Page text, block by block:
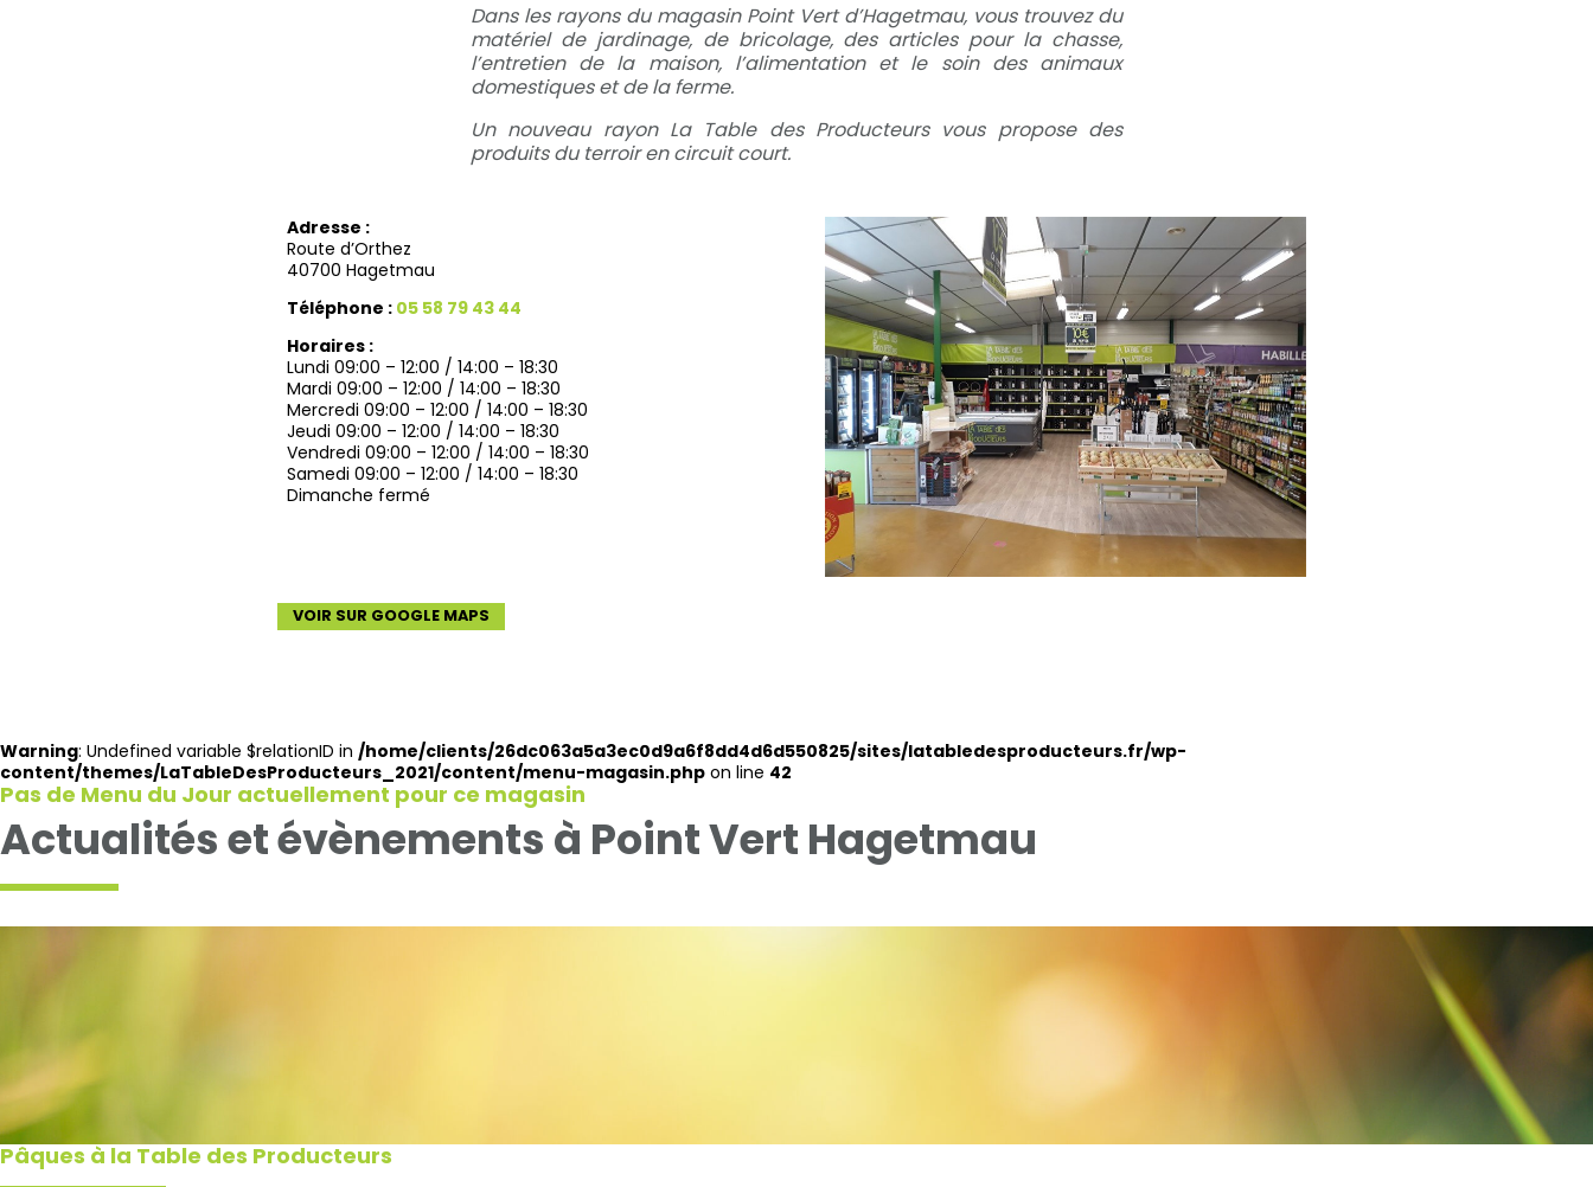
Dans les rayons du magasin Point Vert d’Hagetmau, vous trouvez du
matériel de jardinage, de bricolage, des articles pour la chasse,
l’entretien de la maison, l’alimentation et le soin des animaux
domestiques et de la ferme.
Un nouveau rayon La Table des Producteurs vous propose des
produits du terroir en circuit court.
Adresse :
Route d’Orthez
40700 Hagetmau
Téléphone : 05 58 79 43 44
Horaires :
Lundi 09:00 – 12:00 / 14:00 – 18:30
Mardi 09:00 – 12:00 / 14:00 – 18:30
Mercredi 09:00 – 12:00 / 14:00 – 18:30
Jeudi 09:00 – 12:00 / 14:00 – 18:30
Vendredi 09:00 – 12:00 / 14:00 – 18:30
Samedi 09:00 – 12:00 / 14:00 – 18:30
Dimanche fermé
VOIR SUR GOOGLE MAPS
Warning: Undefined variable $relationID in /home/clients/26dc063a5a3ec0d9a6f8dd4d6d550825/sites/latabledesproducteurs.fr/wp-
content/themes/LaTableDesProducteurs_2021/content/menu-magasin.php on line 42
Pas de Menu du Jour actuellement pour ce magasin
Actualités et évènements à Point Vert Hagetmau
Pâques à la Table des Producteurs